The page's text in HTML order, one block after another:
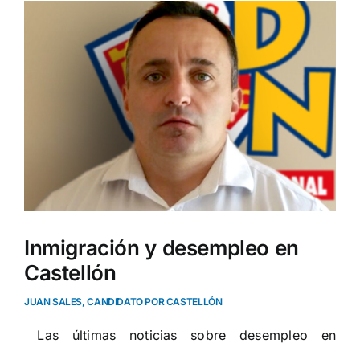
Inmigración y desempleo en
Castellón
JUAN SALES, CANDIDATO POR CASTELLÓN
Las últimas noticias sobre desempleo en